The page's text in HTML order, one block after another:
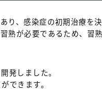
り、感染症の初期治療を
が必要であるため、習
発しました。
できます。